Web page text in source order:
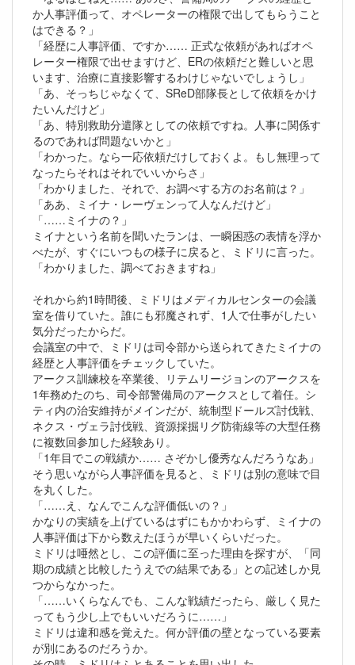
か人事評価って、オペレーターの権限で出してもらうこと
はできる？」
「経歴に人事評価、ですか…… 正式な依頼があればオペ
レーター権限で出せますけど、ERの依頼だと難しいと思
います、治療に直接影響するわけじゃないでしょうし」
「あ、そっちじゃなくて、SReD部隊長として依頼をかけ
たいんだけど」
「あ、特別救助分遣隊としての依頼ですね。人事に関係す
るのであれば問題ないかと」
「わかった。なら一応依頼だけしておくよ。もし無理って
なったらそれはそれでいいからさ」
「わかりました、それで、お調べする方のお名前は？」
「ああ、ミイナ・レーヴェンって人なんだけど」
「……ミイナの？」
ミイナという名前を聞いたランは、一瞬困惑の表情を浮か
べたが、すぐにいつもの様子に戻ると、ミドリに言った。
「わかりました、調べておきますね」
それから約1時間後、ミドリはメディカルセンターの会議
室を借りていた。誰にも邪魔されず、1人で仕事がしたい
気分だったからだ。
会議室の中で、ミドリは司令部から送られてきたミイナの
経歴と人事評価をチェックしていた。
アークス訓練校を卒業後、リテムリージョンのアークスを
1年務めたのち、司令部警備局のアークスとして着任。シ
ティ内の治安維持がメインだが、統制型ドールズ討伐戦、
ネクス・ヴェラ討伐戦、資源採掘リグ防衛線等の大型任務
に複数回参加した経験あり。
「1年目でこの戦績か…… さぞかし優秀なんだろうなあ」
そう思いながら人事評価を見ると、ミドリは別の意味で目
を丸くした。
「……え、なんでこんな評価低いの？」
かなりの実績を上げているはずにもかかわらず、ミイナの
人事評価は下から数えたほうが早いくらいだった。
ミドリは唖然とし、この評価に至った理由を探すが、「同
期の成績と比較したうえでの結果である」との記述しか見
つからなかった。
「……いくらなんでも、こんな戦績だったら、厳しく見た
ってもう少し上でもいいだろうに……」
ミドリは違和感を覚えた。何か評価の壁となっている要素
が別にあるのだろうか。